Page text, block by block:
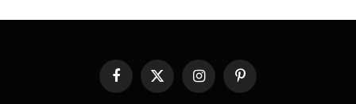
Facebook
X
InstagramPinterest